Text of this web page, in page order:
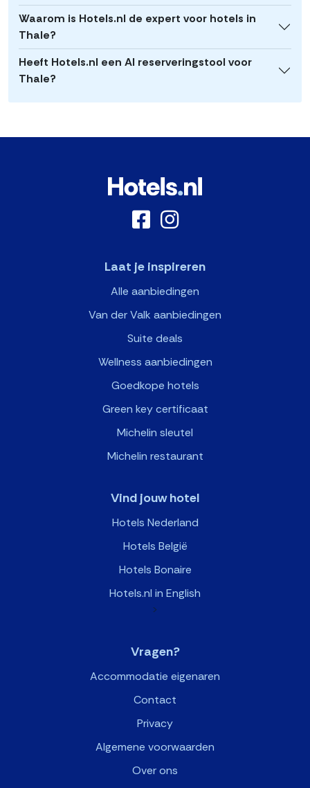
Waarom is Hotels.nl de expert voor hotels in
Thale?
Heeft Hotels.nl een AI reserveringstool voor
Thale?
Laat je inspireren
Alle aanbiedingen
Van der Valk aanbiedingen
Suite deals
Wellness aanbiedingen
Goedkope hotels
Green key certificaat
Michelin sleutel
Michelin restaurant
Vind jouw hotel
Hotels Nederland
Hotels België
Hotels Bonaire
Hotels.nl in English
>
Vragen?
Accommodatie eigenaren
Contact
Privacy
Algemene voorwaarden
Over ons